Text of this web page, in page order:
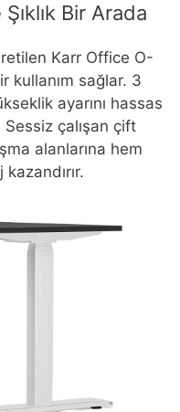
Bir Arada
Karr Office O-
kullanım sağlar. 3
ayarını hassas
Sessiz çalışan çift
alanlarına hem